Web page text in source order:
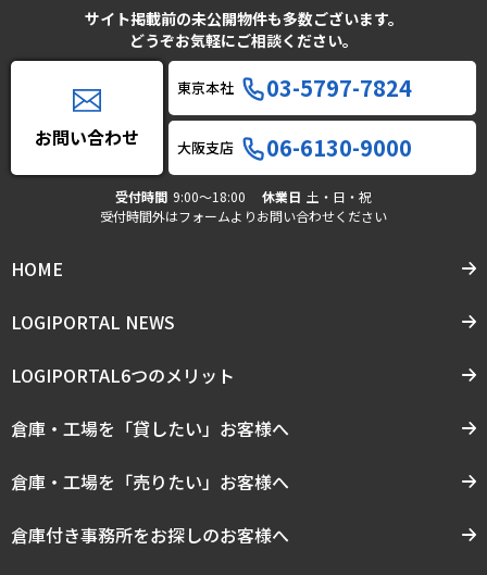
サイト掲載前の未公開物件も多数ございます。
どうぞお気軽にご相談ください。
お問い合わせ
東京本社 03-5797-7824
大阪支店 06-6130-9000
受付時間 9:00〜18:00 休業日 土・日・祝
受付時間外はフォームよりお問い合わせください
HOME
LOGIPORTAL NEWS
LOGIPORTAL6つのメリット
倉庫・工場を「貸したい」お客様へ
倉庫・工場を「売りたい」お客様へ
倉庫付き事務所をお探しのお客様へ